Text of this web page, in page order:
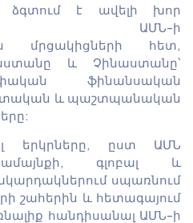
ձգտում է ավելի խոր
ԱՄՆ-ի
մրցակիցների հետ,
և Չինաստանը՝
ֆինանսական
և պաշտպանական
երկրները, ըստ ԱՄՆ
գլոբալ և
սպառնում
շահերին և հետագայում
հանդիսանալ ԱՄՆ-ի